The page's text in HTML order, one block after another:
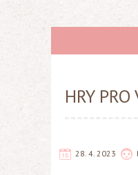
HRY
28. 4. 2023